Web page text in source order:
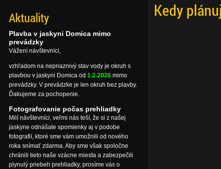
Kedy
Aktuality
Plavba v jaskyni Domica mimo
prevádzky
Vážení návštevníci,
vzhľadom na nepriaznivý stav vody je okruh s
plavbou v jaskyni Domica od 1.2.2026 mimo
prevádzky. V prevádzke je len okruh bez plavby.
Ďakujeme za pochopenie.
Fotografovanie počas prehliadky
Milí návštevníci, veľmi nás teší, že si z našej
jaskyne odnášate spomienky aj v podobe
fotografií, ktoré sme vám umožnili od nového
roka snímať zdarma. Aby sme však spoločne
chránili tieto naše vzácne miesta a zabezpečili
plynulý priebeh prehliadky, prosíme vás o